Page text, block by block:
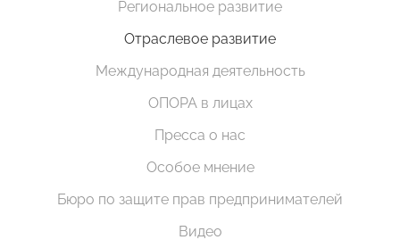
Региональное развитие
Отраслевое развитие
Международная деятельность
ОПОРА в лицах
Пресса о нас
Особое мнение
Бюро по защите прав предпринимателей
Видео